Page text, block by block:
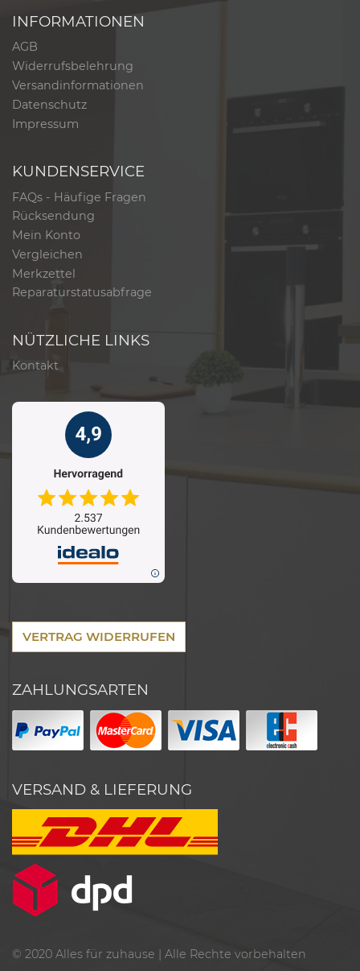
INFORMATIONEN
AGB
Widerrufsbelehrung
Versandinformationen
Datenschutz
Impressum
KUNDENSERVICE
FAQs - Häufige Fragen
Rücksendung
Mein Konto
Vergleichen
Merkzettel
Reparaturstatusabfrage
NÜTZLICHE LINKS
Kontakt
VERTRAG WIDERRUFEN
ZAHLUNGSARTEN
VERSAND & LIEFERUNG
© 2020 Alles für zuhause | Alle Rechte vorbehalten